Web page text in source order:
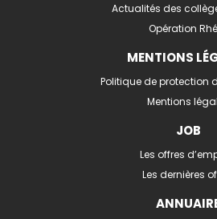
Actualités des
Opération
MENTIONS
Politique de protection
Mentions
JOB
Les offres
Les dernières